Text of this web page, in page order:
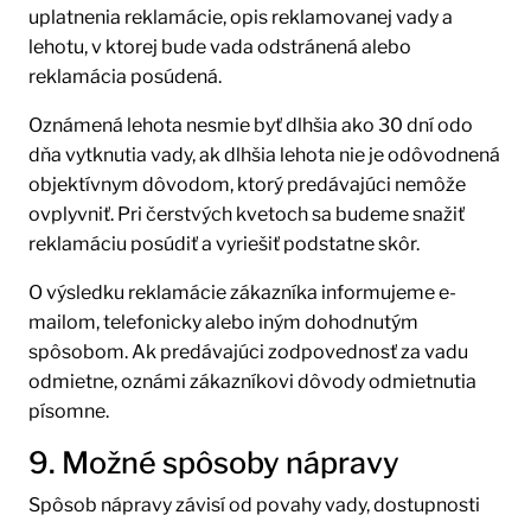
uplatnenia reklamácie, opis reklamovanej vady a
lehotu, v ktorej bude vada odstránená alebo
reklamácia posúdená.
Oznámená lehota nesmie byť dlhšia ako 30 dní odo
dňa vytknutia vady, ak dlhšia lehota nie je odôvodnená
objektívnym dôvodom, ktorý predávajúci nemôže
ovplyvniť. Pri čerstvých kvetoch sa budeme snažiť
reklamáciu posúdiť a vyriešiť podstatne skôr.
O výsledku reklamácie zákazníka informujeme e-
mailom, telefonicky alebo iným dohodnutým
spôsobom. Ak predávajúci zodpovednosť za vadu
odmietne, oznámi zákazníkovi dôvody odmietnutia
písomne.
9. Možné spôsoby nápravy
Spôsob nápravy závisí od povahy vady, dostupnosti